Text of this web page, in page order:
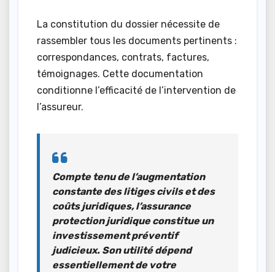
La constitution du dossier nécessite de
rassembler tous les documents pertinents :
correspondances, contrats, factures,
témoignages. Cette documentation
conditionne l’efficacité de l’intervention de
l’assureur.
Compte tenu de l’augmentation
constante des litiges civils et des
coûts juridiques, l’assurance
protection juridique constitue un
investissement préventif
judicieux. Son utilité dépend
essentiellement de votre